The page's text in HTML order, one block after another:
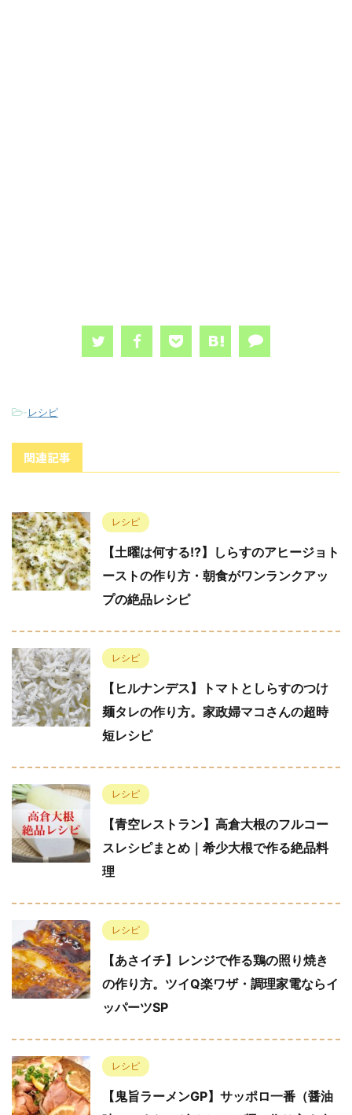
-レシピ
関連記事
レシピ
【土曜は何する!?】しらすのアヒージョト
ーストの作り方・朝食がワンランクアッ
プの絶品レシピ
レシピ
【ヒルナンデス】トマトとしらすのつけ
麺タレの作り方。家政婦マコさんの超時
短レシピ
レシピ
【青空レストラン】高倉大根のフルコー
スレシピまとめ｜希少大根で作る絶品料
理
レシピ
【あさイチ】レンジで作る鶏の照り焼き
の作り方。ツイQ楽ワザ・調理家電ならイ
ッパーツSP
レシピ
【鬼旨ラーメンGP】サッポロ一番（醤油